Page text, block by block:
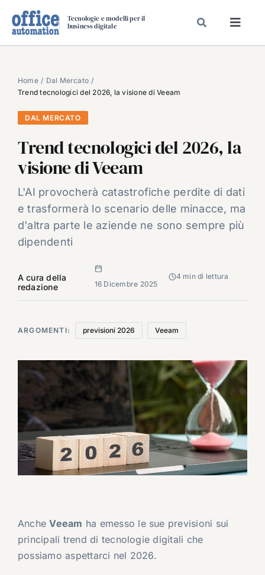
Tecnologie e modelli per il
business digitale
SPECIAL PAPER
TAVOLE ROTONDE DI REDAZIONE
DAL MERCATO
CARRIERE
VIDEO
EVENTI
CHI SIAMO
Home
Dal Mercato
Trend tecnologici del 2026, la visione di Veeam
DAL MERCATO
Trend tecnologici del 2026, la
visione di Veeam
L'AI provocherà catastrofiche perdite di dati
e trasformerà lo scenario delle minacce, ma
d'altra parte le aziende ne sono sempre più
dipendenti
A cura della
redazione
16 Dicembre 2025
4 min di lettura
ARGOMENTI: previsioni 2026 Veeam
AncheVeeam ha emesso le sue previsioni sui
principali trend di tecnologie digitali che
possiamo aspettarci nel 2026.